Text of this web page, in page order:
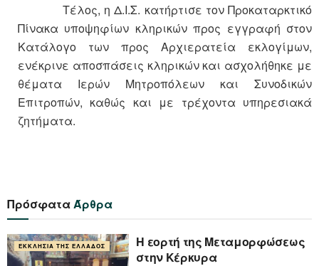
Τέλος, η Δ.Ι.Σ. κατήρτισε τον Προκαταρκτικό
Πίνακα υποψηφίων κληρικών προς εγγραφή στον
Κατάλογο των προς Αρχιερατεία εκλογίμων,
ενέκρινε αποσπάσεις κληρικών και ασχολήθηκε με
θέματα Ιερών Μητροπόλεων και Συνοδικών
Επιτροπών, καθώς και με τρέχοντα υπηρεσιακά
ζητήματα.
ΠρόσφαταΆρθρα
ΕΚΚΛΗΣΊΑ ΤΗΣ ΕΛΛΆΔΟΣ
Η εορτή της Μεταμορφώσεως
στην Κέρκυρα